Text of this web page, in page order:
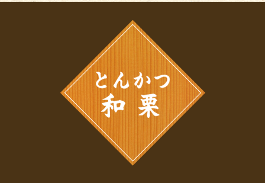
2025年6月
2025年5月(1)
2025年4月
(2)
2025年1月 (2)
2024年12月
2024年11月(1)
2024年10月(1)
2024年8月
(1)
2024年7月